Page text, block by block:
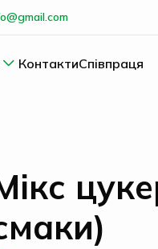
КонтактиСпівпраця